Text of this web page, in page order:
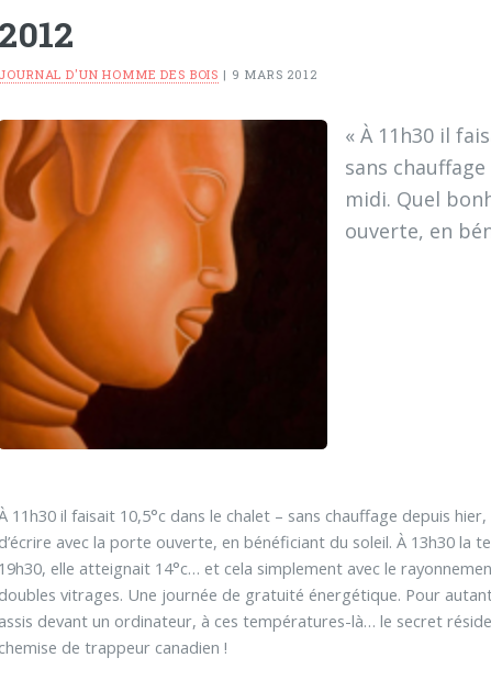
2012
JOURNAL D'UN HOMME DES BOIS | 9 MARS 2012
« À 11h30 il
sans
midi. Quel
ouverte, en
11h30 il faisait 10,5°c dans le chalet – sans chauffage depuis
d’écrire avec la porte ouverte, en bénéficiant du soleil. À 13h30 la
19h30, elle atteignait 14°c… et cela simplement avec le
doubles vitrages. Une journée de gratuité énergétique. Pour
assis devant un ordinateur, à ces températures-là… le secret
chemise de trappeur canadien !